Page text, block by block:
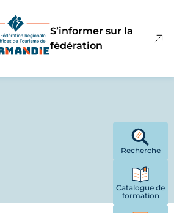
S’informer sur la
fédération
Recherche
Catalogue de
formation